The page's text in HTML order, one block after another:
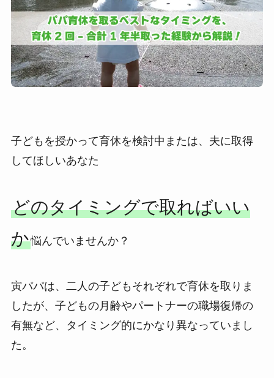
子どもを授かって育休を検討中または、夫に取得
してほしいあなた
どのタイミングで取ればいい
か悩んでいませんか？
寅パパは、二人の子どもそれぞれで育休を取りま
したが、子どもの月齢やパートナーの職場復帰の
有無など、タイミング的にかなり異なっていまし
た。